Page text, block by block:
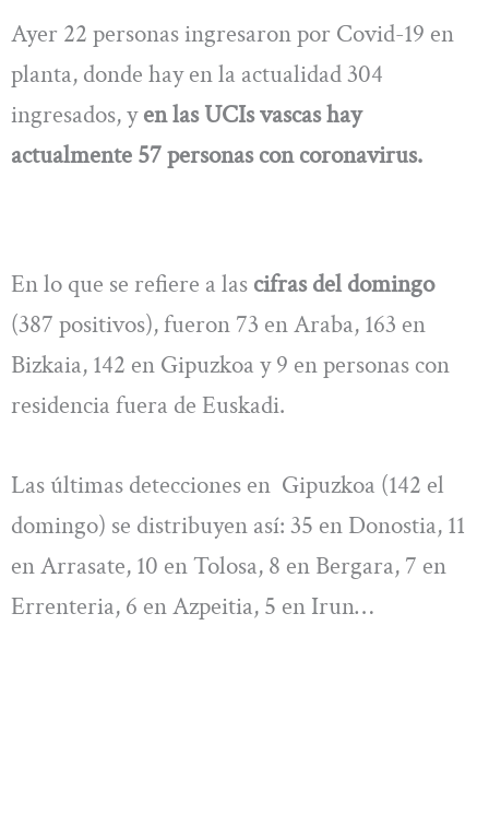
Ayer 22 personas ingresaron por Covid-19 en
planta, donde hay en la actualidad 304
ingresados, yen las UCIs vascas hay
actualmente 57 personas con coronavirus.
En lo que se refiere a las cifras del domingo
(387 positivos), fueron 73 en Araba, 163 en
Bizkaia, 142 en Gipuzkoa y 9 en personas con
residencia fuera de Euskadi.
Las últimas detecciones en Gipuzkoa (142 el
domingo) se distribuyen así: 35 en Donostia, 11
en Arrasate, 10 en Tolosa, 8 en Bergara, 7 en
Errenteria, 6 en Azpeitia, 5 en Irun…